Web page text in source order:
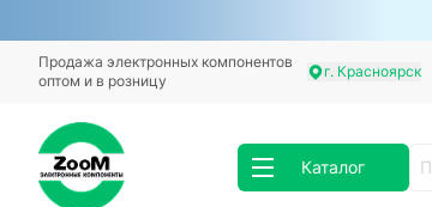
Продажа электронных компонентов
оптом и в розницу
г. Красноярск
Каталог